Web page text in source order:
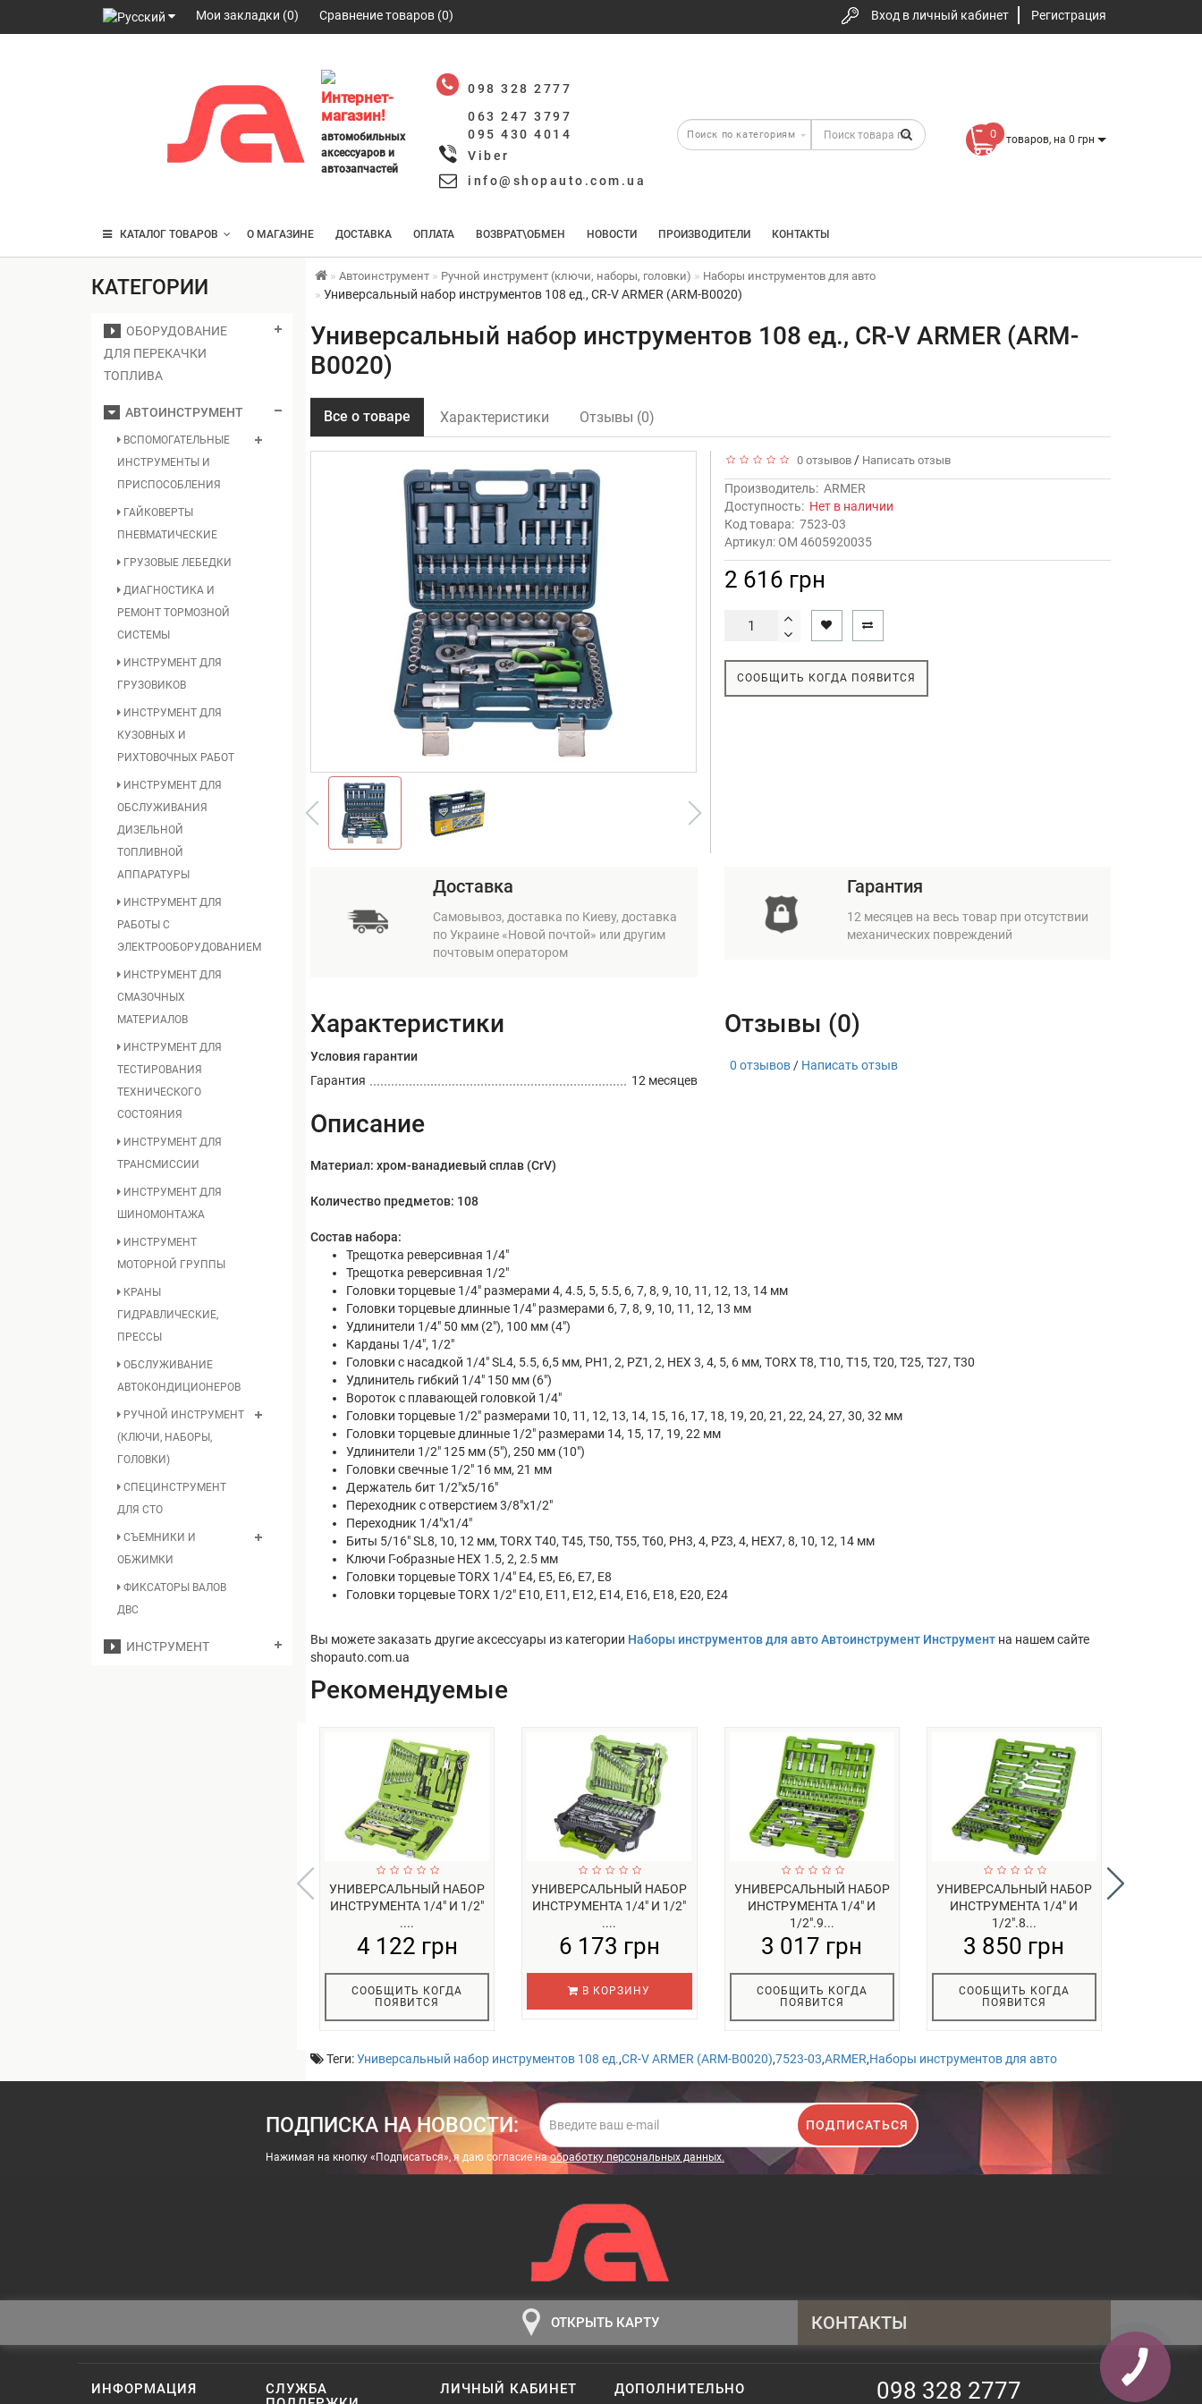
Мои закладки (0) Сравнение товаров (0) Вход в личный кабинет Регистрация
Интернет-
магазин!
автомобильных
аксессуаров и
автозапчастей
098 328 2777
063 247 3797
095 430 4014
Viber
info@shopauto.com.ua
0 товаров, на 0 грн
КАТАЛОГ ТОВАРОВ О МАГАЗИНЕ ДОСТАВКА ОПЛАТА ВОЗВРАТ\ОБМЕН НОВОСТИ ПРОИЗВОДИТЕЛИ КОНТАКТЫ
КАТЕГОРИИ
ОБОРУДОВАНИЕ
ДЛЯ ПЕРЕКАЧКИ
ТОПЛИВА
АВТОИНСТРУМЕНТ
ВСПОМОГАТЕЛЬНЫЕ
ИНСТРУМЕНТЫ И
ПРИСПОСОБЛЕНИЯ
ГАЙКОВЕРТЫ
ПНЕВМАТИЧЕСКИЕ
ГРУЗОВЫЕ ЛЕБЕДКИ
ДИАГНОСТИКА И
РЕМОНТ ТОРМОЗНОЙ
СИСТЕМЫ
ИНСТРУМЕНТ ДЛЯ
ГРУЗОВИКОВ
ИНСТРУМЕНТ ДЛЯ
КУЗОВНЫХ И
РИХТОВОЧНЫХ РАБОТ
ИНСТРУМЕНТ ДЛЯ
ОБСЛУЖИВАНИЯ
ДИЗЕЛЬНОЙ
ТОПЛИВНОЙ
АППАРАТУРЫ
ИНСТРУМЕНТ ДЛЯ
РАБОТЫ С
ЭЛЕКТРООБОРУДОВАНИЕМ
ИНСТРУМЕНТ ДЛЯ
СМАЗОЧНЫХ
МАТЕРИАЛОВ
ИНСТРУМЕНТ ДЛЯ
ТЕСТИРОВАНИЯ
ТЕХНИЧЕСКОГО
СОСТОЯНИЯ
ИНСТРУМЕНТ ДЛЯ
ТРАНСМИССИИ
ИНСТРУМЕНТ ДЛЯ
ШИНОМОНТАЖА
ИНСТРУМЕНТ
МОТОРНОЙ ГРУППЫ
КРАНЫ
ГИДРАВЛИЧЕСКИЕ,
ПРЕССЫ
ОБСЛУЖИВАНИЕ
АВТОКОНДИЦИОНЕРОВ
РУЧНОЙ ИНСТРУМЕНТ
(КЛЮЧИ, НАБОРЫ,
ГОЛОВКИ)
СПЕЦИНСТРУМЕНТ
ДЛЯ СТО
СЪЕМНИКИ И
ОБЖИМКИ
ФИКСАТОРЫ ВАЛОВ
ДВС
ИНСТРУМЕНТ
Автоинструмент Ручной инструмент (ключи, наборы, головки) Наборы инструментов для авто
Универсальный набор инструментов 108 ед., CR-V ARMER (ARM-B0020)
Универсальный набор инструментов 108 ед., CR-V ARMER (ARM-
B0020)
Все о товаре Характеристики Отзывы (0)
0 отзывов / Написать отзыв
Производитель: ARMER
Доступность: Нет в наличии
Код товара: 7523-03
Артикул: OM 4605920035
2 616 грн
СООБЩИТЬ КОГДА ПОЯВИТСЯ
Доставка
Самовывоз, доставка по Киеву, доставка
по Украине «Новой почтой» или другим
почтовым оператором
Гарантия
12 месяцев на весь товар при отсутствии
механических повреждений
Характеристики
Условия гарантии
Гарантия
12 месяцев
Отзывы (0)
0 отзывов / Написать отзыв
Описание
Материал: хром-ванадиевый сплав (CrV)
Количество предметов: 108
Состав набора:
Трещотка реверсивная 1/4"
Трещотка реверсивная 1/2"
Головки торцевые 1/4" размерами 4, 4.5, 5, 5.5, 6, 7, 8, 9, 10, 11, 12, 13, 14 мм
Головки торцевые длинные 1/4" размерами 6, 7, 8, 9, 10, 11, 12, 13 мм
Удлинители 1/4" 50 мм (2"), 100 мм (4")
Карданы 1/4", 1/2"
Головки с насадкой 1/4" SL4, 5.5, 6,5 мм, PH1, 2, PZ1, 2, HEX 3, 4, 5, 6 мм, TORX T8, T10, T15, T20, T25, T27, T30
Удлинитель гибкий 1/4" 150 мм (6")
Вороток с плавающей головкой 1/4"
Головки торцевые 1/2" размерами 10, 11, 12, 13, 14, 15, 16, 17, 18, 19, 20, 21, 22, 24, 27, 30, 32 мм
Головки торцевые длинные 1/2" размерами 14, 15, 17, 19, 22 мм
Удлинители 1/2" 125 мм (5"), 250 мм (10")
Головки свечные 1/2" 16 мм, 21 мм
Держатель бит 1/2"х5/16"
Переходник с отверстием 3/8"х1/2"
Переходник 1/4"х1/4"
Биты 5/16" SL8, 10, 12 мм, TORX T40, T45, T50, T55, T60, PH3, 4, PZ3, 4, HEX7, 8, 10, 12, 14 мм
Ключи Г-образные HEX 1.5, 2, 2.5 мм
Головки торцевые TORX 1/4" E4, E5, E6, E7, E8
Головки торцевые TORX 1/2" E10, E11, E12, E14, E16, E18, E20, E24
Вы можете заказать другие аксессуары из категории Наборы инструментов для авто Автоинструмент Инструмент на нашем сайте
shopauto.com.ua
Рекомендуемые
УНИВЕРСАЛЬНЫЙ НАБОР
ИНСТРУМЕНТА 1/4" И 1/2"
....
4 122 грн
СООБЩИТЬ КОГДА
ПОЯВИТСЯ
УНИВЕРСАЛЬНЫЙ НАБОР
ИНСТРУМЕНТА 1/4" И 1/2"
....
6 173 грн
В КОРЗИНУ
УНИВЕРСАЛЬНЫЙ НАБОР
ИНСТРУМЕНТА 1/4" И
1/2".9...
3 017 грн
СООБЩИТЬ КОГДА
ПОЯВИТСЯ
УНИВЕРСАЛЬНЫЙ НАБОР
ИНСТРУМЕНТА 1/4" И
1/2".8...
3 850 грн
СООБЩИТЬ КОГДА
ПОЯВИТСЯ
Теги:Универсальный набор инструментов 108 ед.,CR-V ARMER (ARM-B0020),7523-03,ARMER,Наборы инструментов для авто
ПОДПИСКА НА НОВОСТИ: ПОДПИСАТЬСЯ
Нажимая на кнопку «Подписаться», я даю cогласие наобработку персональных данных.
ОТКРЫТЬ КАРТУ КОНТАКТЫ
098 328 2777
ИНФОРМАЦИЯ
СЛУЖБА
ЛИЧНЫЙ КАБИНЕТ ДОПОЛНИТЕЛЬНО 098 328 2777